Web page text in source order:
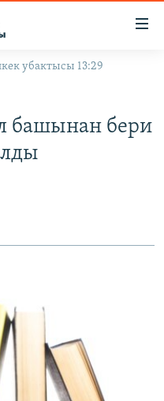
убактысы 13:29
башынан бери